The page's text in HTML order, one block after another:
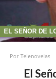
EL SEÑOR DE
PorTelenovelas
El